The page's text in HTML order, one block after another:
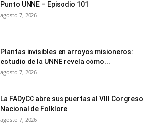
Punto UNNE – Episodio 101
agosto 7, 2026
Plantas invisibles en arroyos misioneros:
estudio de la UNNE revela cómo...
agosto 7, 2026
La FADyCC abre sus puertas al VIII Congreso
Nacional de Folklore
agosto 7, 2026